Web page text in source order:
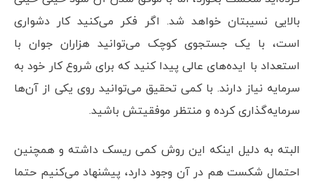
بالایی نسیبتان خواهد شد. اگر فکر می‌کنید کار دشواری
است، با یک جستجوی کوچک می‌توانید هزاران جوان با
استعداد با ایده‌های عالی پیدا کنید که برای شروع کار خود به
سرمایه نیاز دارند. با کمی تحقیق می‌توانید روی یکی از آن‌ها
سرمایه‌گذاری کرده و منتظر موفقیتش باشید.
البته به دلیل اینکه این روش کمی ریسک داشته و همچنین
احتمال شکست هم در آن وجود دارد، پیشنهاد می‌کنیم حتما